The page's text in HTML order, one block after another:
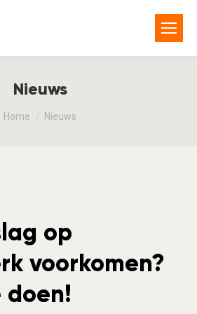
Nieuws
You are here:
Home Nieuws
op
voorkomen?
doen!